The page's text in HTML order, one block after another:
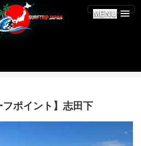
MENU
フポイント】志田下